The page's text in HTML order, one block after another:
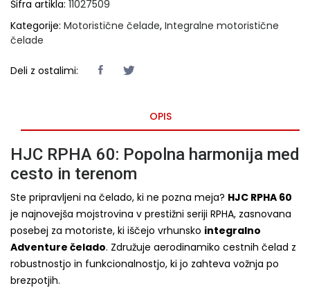
Šifra artikla: 11027509
Kategorije: Motoristične čelade, Integralne motoristične
čelade
Deli z ostalimi:
OPIS
HJC RPHA 60: Popolna harmonija med
cesto in terenom
Ste pripravljeni na čelado, ki ne pozna meja? HJC RPHA 60
je najnovejša mojstrovina v prestižni seriji RPHA, zasnovana
posebej za motoriste, ki iščejo vrhunsko integralno
Adventure čelado. Združuje aerodinamiko cestnih čelad z
robustnostjo in funkcionalnostjo, ki jo zahteva vožnja po
brezpotjih.